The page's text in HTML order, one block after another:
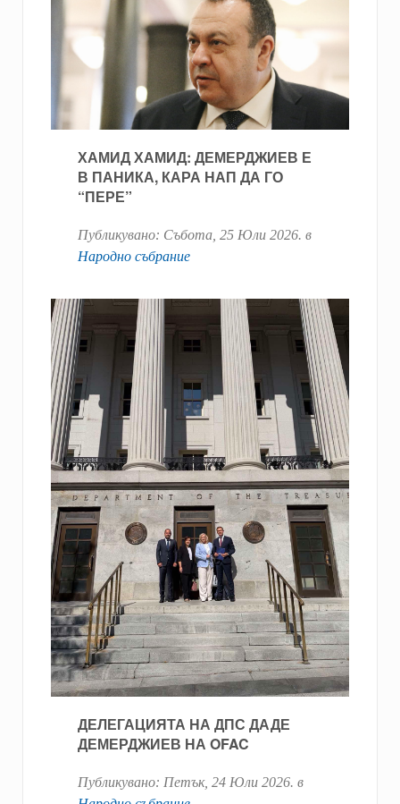
ХАМИД ХАМИД: ДЕМЕРДЖИЕВ Е
В ПАНИКА, КАРА НАП ДА ГО
“ПЕРЕ”
Публикувано: Събота, 25 Юли 2026. в
Народно събрание
ДЕЛЕГАЦИЯТА НА ДПС ДАДЕ
ДЕМЕРДЖИЕВ НА OFAC
Публикувано: Петък, 24 Юли 2026. в